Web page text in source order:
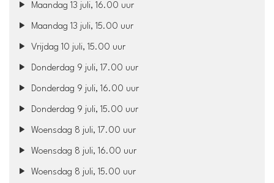
Maandag 13 juli, 16.00 uur
Maandag 13 juli, 15.00 uur
Vrijdag 10 juli, 15.00 uur
Donderdag 9 juli, 17.00 uur
Donderdag 9 juli, 16.00 uur
Donderdag 9 juli, 15.00 uur
Woensdag 8 juli, 17.00 uur
Woensdag 8 juli, 16.00 uur
Woensdag 8 juli, 15.00 uur